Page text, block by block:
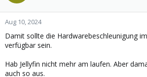
o
n
:
Aug 10, 2024
Damit sollte die Hardwarebeschleunigung
verfügbar sein.
Hab Jellyfin nicht mehr am laufen. Aber
auch so aus.